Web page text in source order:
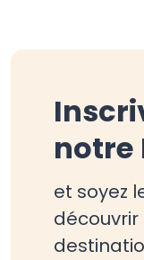
notre
et soyez
découvrir